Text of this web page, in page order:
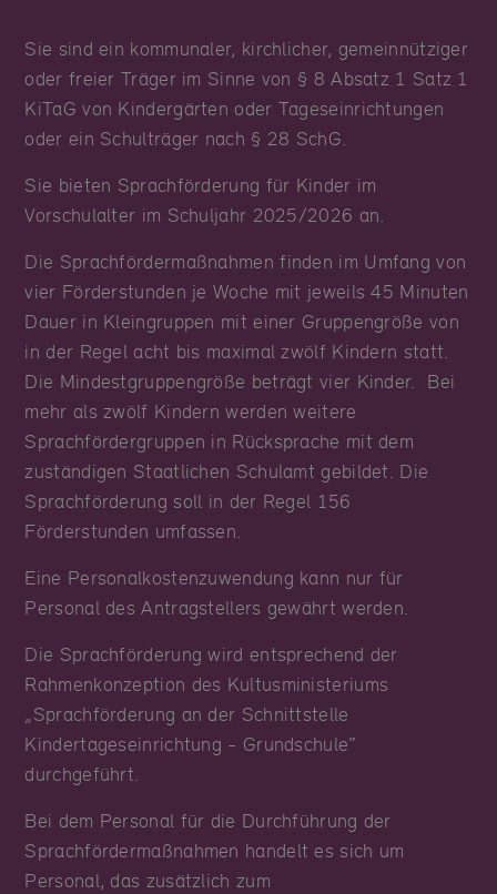
Sie sind ein kommunaler, kirchlicher, gemeinnütziger
oder freier Träger im Sinne von § 8 Absatz 1 Satz 1
KiTaG von Kindergärten oder Tageseinrichtungen
oder ein Schulträger nach § 28 SchG.
Sie bieten Sprachförderung für Kinder im
Vorschulalter im Schuljahr 2025/2026 an.
Die Sprachfördermaßnahmen finden im Umfang von
vier Förderstunden je Woche mit jeweils 45 Minuten
Dauer in Kleingruppen mit einer Gruppengröße von
in der Regel acht bis maximal zwölf Kindern statt.
Die Mindestgruppengröße beträgt vier Kinder. Bei
mehr als zwölf Kindern werden weitere
Sprachfördergruppen in Rücksprache mit dem
zuständigen Staatlichen Schulamt gebildet. Die
Sprachförderung soll in der Regel 156
Förderstunden umfassen.
Eine Personalkostenzuwendung kann nur für
Personal des Antragstellers gewährt werden.
Die Sprachförderung wird entsprechend der
Rahmenkonzeption des Kultusministeriums
„Sprachförderung an der Schnittstelle
Kindertageseinrichtung - Grundschule“
durchgeführt.
Bei dem Personal für die Durchführung der
Sprachfördermaßnahmen handelt es sich um
Personal, das zusätzlich zum